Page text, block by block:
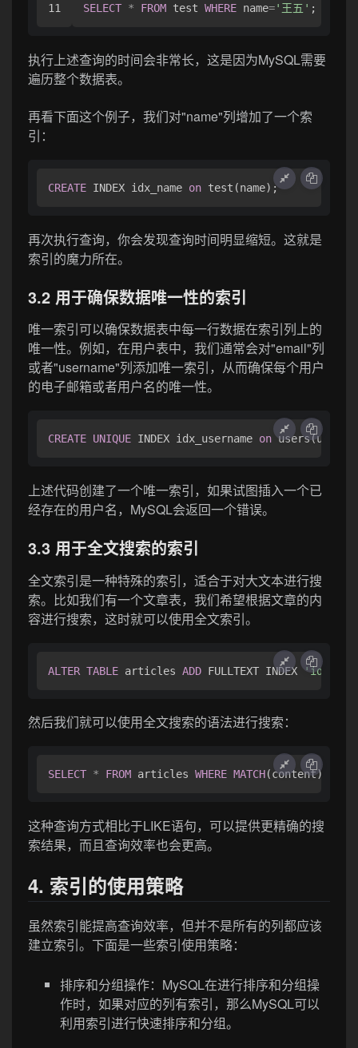
SELECT * FROM test WHERE name='王五'
执行上述查询的时间会非常长，这是因为MySQL需要
遍历整个数据表。
再看下面这个例子，我们对"name"列增加了一个索
引：
CREATE INDEX idx_name on
再次执行查询，你会发现查询时间明显缩短。这就是
索引的魔力所在。
3.2 用于确保数据唯一性的索引
唯一索引可以确保数据表中每一行数据在索引列上的
唯一性。例如，在用户表中，我们通常会对"email"列
或者"username"列添加唯一索引，从而确保每个用户
的电子邮箱或者用户名的唯一性。
CREATE UNIQUE INDEX idx_username on
上述代码创建了一个唯一索引，如果试图插入一个已
经存在的用户名，MySQL会返回一个错误。
3.3 用于全文搜索的索引
全文索引是一种特殊的索引，适合于对大文本进行搜
索。比如我们有一个文章表，我们希望根据文章的内
容进行搜索，这时就可以使用全文索引。
ALTER TABLE articles ADD FULLTEXT INDEX
然后我们就可以使用全文搜索的语法进行搜索：
SELECT * FROM articles WHERE MATCH(content)
这种查询方式相比于LIKE语句，可以提供更精确的搜
索结果，而且查询效率也会更高。
4. 索引的使用策略
虽然索引能提高查询效率，但并不是所有的列都应该
建立索引。下面是一些索引使用策略：
排序和分组操作：MySQL在进行排序和分组操
作时，如果对应的列有索引，那么MySQL可以
利用索引进行快速排序和分组。